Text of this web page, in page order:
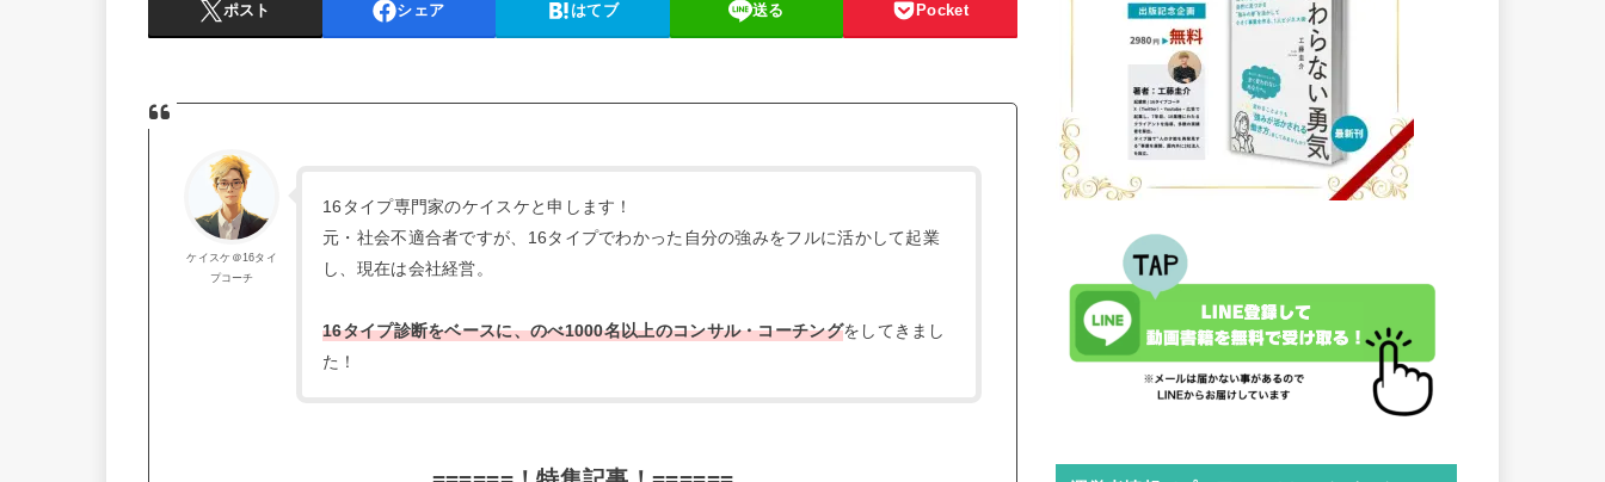
ポスト シェア はてブ 送る Pocket
ケイスケ＠16タイ
プコーチ
16タイプ専門家のケイスケと申します！
元・社会不適合者ですが、16タイプでわかった自分の強みをフルに活かして起業
し、現在は会社経営。
16タイプ診断をベースに、のべ1000名以上のコンサル・コーチングをしてきまし
た！